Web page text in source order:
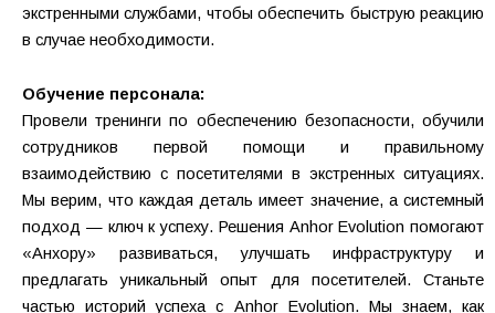
экстренными службами, чтобы обеспечить быструю реакцию
в случае необходимости.
Обучение персонала:
Провели тренинги по обеспечению безопасности, обучили
сотрудников первой помощи и правильному
взаимодействию с посетителями в экстренных ситуациях.
Мы верим, что каждая деталь имеет значение, а системный
подход — ключ к успеху. Решения Anhor Evolution помогают
«Анхору» развиваться, улучшать инфраструктуру и
предлагать уникальный опыт для посетителей. Станьте
частью историй успеха с Anhor Evolution. Мы знаем, как